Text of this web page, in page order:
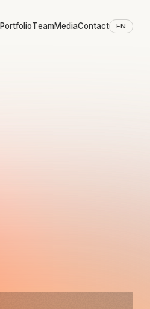
PortfolioTeamMediaContact EN